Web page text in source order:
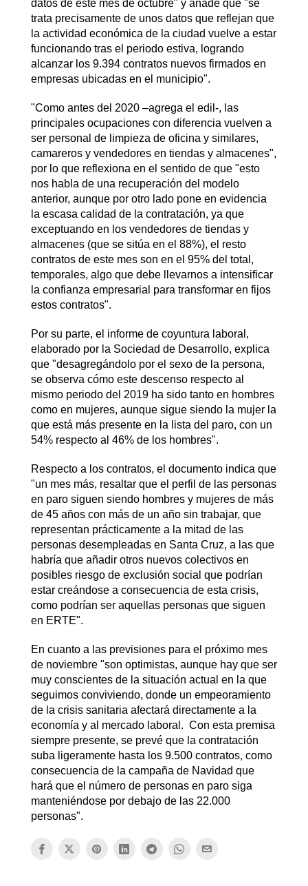
datos de este mes de octubre" y añade que "se
trata precisamente de unos datos que reflejan que
la actividad económica de la ciudad vuelve a estar
funcionando tras el periodo estiva, logrando
alcanzar los 9.394 contratos nuevos firmados en
empresas ubicadas en el municipio".
"Como antes del 2020 –agrega el edil-, las
principales ocupaciones con diferencia vuelven a
ser personal de limpieza de oficina y similares,
camareros y vendedores en tiendas y almacenes",
por lo que reflexiona en el sentido de que "esto
nos habla de una recuperación del modelo
anterior, aunque por otro lado pone en evidencia
la escasa calidad de la contratación, ya que
exceptuando en los vendedores de tiendas y
almacenes (que se sitúa en el 88%), el resto
contratos de este mes son en el 95% del total,
temporales, algo que debe llevarnos a intensificar
la confianza empresarial para transformar en fijos
estos contratos".
Por su parte, el informe de coyuntura laboral,
elaborado por la Sociedad de Desarrollo, explica
que "desagregándolo por el sexo de la persona,
se observa cómo este descenso respecto al
mismo periodo del 2019 ha sido tanto en hombres
como en mujeres, aunque sigue siendo la mujer la
que está más presente en la lista del paro, con un
54% respecto al 46% de los hombres".
Respecto a los contratos, el documento indica que
"un mes más, resaltar que el perfil de las personas
en paro siguen siendo hombres y mujeres de más
de 45 años con más de un año sin trabajar, que
representan prácticamente a la mitad de las
personas desempleadas en Santa Cruz, a las que
habría que añadir otros nuevos colectivos en
posibles riesgo de exclusión social que podrían
estar creándose a consecuencia de esta crisis,
como podrían ser aquellas personas que siguen
en ERTE".
En cuanto a las previsiones para el próximo mes
de noviembre "son optimistas, aunque hay que ser
muy conscientes de la situación actual en la que
seguimos conviviendo, donde un empeoramiento
de la crisis sanitaria afectará directamente a la
economía y al mercado laboral. Con esta premisa
siempre presente, se prevé que la contratación
suba ligeramente hasta los 9.500 contratos, como
consecuencia de la campaña de Navidad que
hará que el número de personas en paro siga
manteniéndose por debajo de las 22.000
personas".